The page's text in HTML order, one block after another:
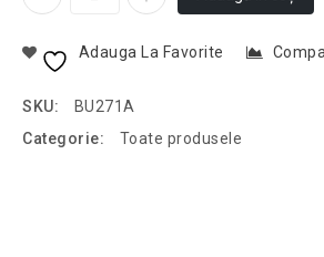
Adauga La Favorite
SKU:
BU271A
Categorie:
Toate produsele